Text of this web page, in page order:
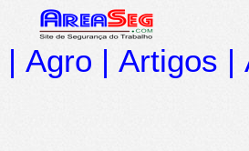
| Agro | Artigos |